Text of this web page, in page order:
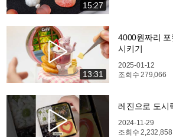
15:27
13:31
4000원짜리
시키기
2025-01-12
조회수279,066
레진으로 도시
2024-11-29
조회수2,232,858